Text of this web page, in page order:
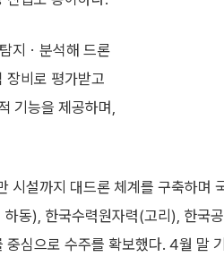
지ㆍ분석해 드론
장비로 평가받고
기능을 제공하며,
시설까지 대드론 체계를 구축하며
동), 한국수력원자력(고리), 한국
심으로 수주를 확보했다. 4월 말